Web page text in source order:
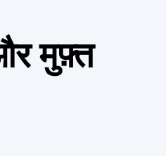
मुफ़्त